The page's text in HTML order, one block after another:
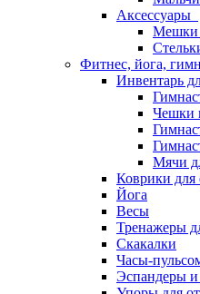
Аксессуары
Мешки
Фитнес, йога,
Инвентарь
Чешки
Мячи
Коврики для
Йога
Весы
Тренажеры
Скакалки
Часы-
Эспандеры и